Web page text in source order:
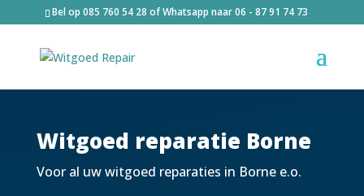
Bel op085 760 54 28 of Whatsapp naar06 - 87 91 74 73
Witgoed reparatie Borne
Voor al uw witgoed reparaties in Borne e.o.